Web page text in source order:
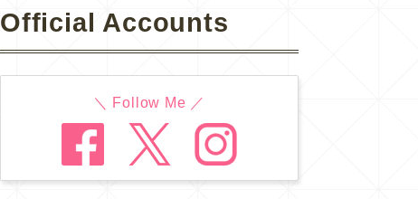
Official Accounts
＼ Follow Me ／